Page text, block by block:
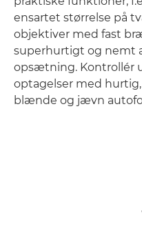
ensartet størrelse på
objektiver med fast
superhurtigt og nemt
opsætning. Kontrollér
optagelser med
blænde og jævn